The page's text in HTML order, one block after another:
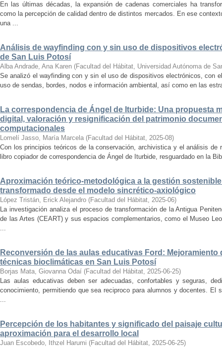
En las últimas décadas, la expansión de cadenas comerciales ha
como la percepción de calidad dentro de distintos mercados. En ese
una ...
Análisis de wayfinding con y sin uso de dispositivos
de San Luis Potosí
Alba Andrade, Ana Karen (Facultad del Hábitat, Universidad Autónoma de
Se analizó el wayfinding con y sin el uso de dispositivos electrónicos, con
uso de sendas, bordes, nodos e información ambiental, así como en las
La correspondencia de Ángel de Iturbide: Una propuesta
digital, valoración y resignificación del patrimonio
computacionales
Lomelí Jasso, María Marcela (Facultad del Hábitat, 2025-08)
Con los principios teóricos de la conservación, archivistica y el análisis de
libro copiador de correspondencia de Ángel de Iturbide, resguardado en la
Aproximación teórico-metodológica a la gestión
transformado desde el modelo sincrético-axiológico
López Tristán, Erick Alejandro (Facultad del Hábitat, 2025-06)
La investigación analiza el proceso de transformación de la Antigua
de las Artes (CEART) y sus espacios complementarios, como el Museo
...
Reconversión de las aulas educativas Ford:
técnicas bioclimáticas en San Luis Potosí
Borjas Mata, Giovanna Odaí (Facultad del Hábitat, 2025-06-25)
Las aulas educativas deben ser adecuadas, confortables y seguras,
conocimiento, permitiendo que sea reciproco para alumnos y docentes. El
...
Percepción de los habitantes y significado del paisaje
aproximación para el desarrollo local
Juan Escobedo, Ithzel Harumi (Facultad del Hábitat, 2025-06-25)